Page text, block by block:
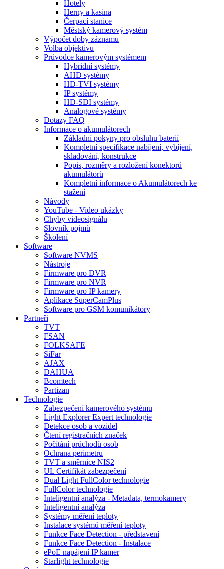
Hotely
Herny a kasina
Čerpací stanice
Městský kamerový systém
Výpočet doby záznamu
Volba objektivu
Průvodce kamerovým systémem
Hybridní systémy
AHD systémy
HD-TVI systémy
IP systémy
HD-SDI systémy
Analogové systémy
Dotazy FAQ
Informace o akumulátorech
Základní pokyny pro obsluhu baterií
Kompletní specifikace nabíjení, vybíjení,
skladování, konstrukce
Popis, rozměry a rozložení konektorů
akumulátorů
Kompletní informace o Akumulátorech ke
stažení
Návody
YouTube - Video ukázky
Chyby videosignálu
Slovník pojmů
Školení
Software
Software NVMS
Nástroje
Firmware pro DVR
Firmware pro NVR
Firmware pro IP kamery
Aplikace SuperCamPlus
Software pro GSM komunikátory
Partneři
TVT
FSAN
FOLKSAFE
SiFar
AJAX
DAHUA
Bcomtech
Partizan
Technologie
Zabezpečení kamerového systému
Light Explorer Expert technologie
Detekce osob a vozidel
Čtení registračních značek
Počítání průchodů osob
Ochrana perimetru
TVT a směrnice NIS2
UL Certifikát zabezpečení
Dual Light FullColor technologie
FullColor technologie
Inteligentní analýza - Metadata, termokamery
Inteligentní analýza
Systémy měření teploty
Instalace systémů měření teploty
Funkce Face Detection - představení
Funkce Face Detection - Instalace
ePoE napájení IP kamer
Starlight technologie